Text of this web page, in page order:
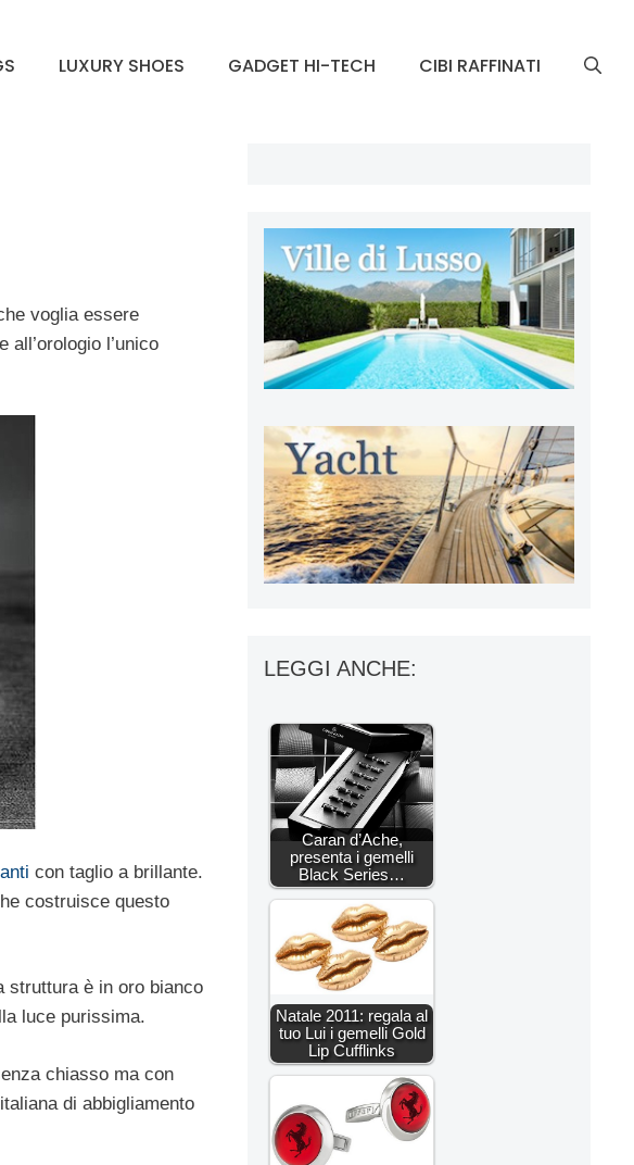
LUXURY SHOES GADGET HI-TECH CIBI RAFFINATI
voglia essere
l’unico
con taglio a brillante.
costruisce questo
struttura è in oro bianco
luce purissima.
chiasso ma con
di abbigliamento
LEGGI ANCHE:
Caran d’Ache,
presenta i gemelli
Black Series…
Natale 2011: regala al
tuo Lui i gemelli Gold
Lip Cufflinks